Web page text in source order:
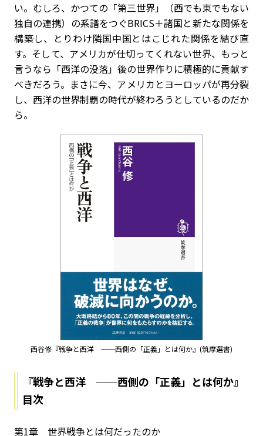
い。むしろ、かつての「第三世界」（西でも東でもない
独自の連携）の系譜をつぐBRICS＋諸国と新たな関係を
構築し、とりわけ隣国中国とはこじれた関係を結び直
す。そして、アメリカが仕切ってくれない世界、もっと
言うなら「西洋の没落」後の世界作りに積極的に貢献す
べきだろう。まさに今、アメリカとヨーロッパが再分裂
し、西洋の世界制覇の時代が終わろうとしているのだか
ら。
西谷修『戦争と西洋 ──西側の「正義」とは何か』(筑摩選書)
『戦争と西洋 ──西側の「正義」とは何か』
目次
第1章 世界戦争とは何だったのか